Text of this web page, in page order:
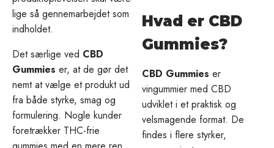
lige så gennemarbejdet som
indholdet.
Det særlige ved CBD
Gummies er, at de gør det
nemt at vælge et produkt ud
fra både styrke, smag og
formulering. Nogle kunder
foretrækker THC-frie
Hvad er CBD
Gummies?
CBD Gummies er
vingummier med CBD
udviklet i et praktisk og
velsmagende format. De
findes i flere styrker,